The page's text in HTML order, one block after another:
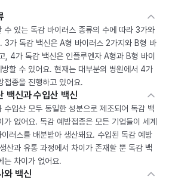
수 있는 독감 바이러스 종류의 수에 따라 3가와
3가 독감 백신은 A형 바이러스 2가지와 B형 바
, 4가 독감 백신은 인플루엔자 A형과 B형 바이
할 수 있어요. 현재는 대부분의 병원에서 4가
접종을 진행하고 있어요.
백신과 수입산 백신
수입산 모두 동일한 성분으로 제조되어 독감 백
가 없어요. 독감 예방접종은 모든 기업들이 세계
러스를 배분받아 생산돼요. 수입된 독감 예방
산과 유통 과정에서 차이가 존재할 뿐 독감 백
는 차이가 없어요.
와 백신